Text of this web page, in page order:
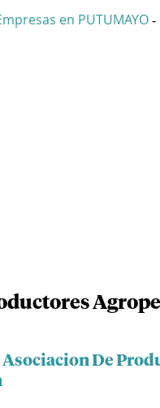
en PUTUMAYO -
Asociacion De